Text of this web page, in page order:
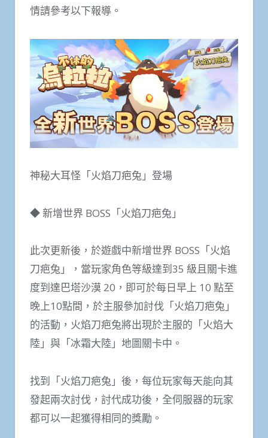
情請參考以下報導。
神秘大耳怪「火焰刀疤兔」登場
◆ 新增世界 BOSS「火焰刀疤兔」
此次更新後，於遊戲中新增世界 BOSS「火焰
刀疤兔」，當玩家角色等級達到35 級且關卡進
度到達巴塔沙漠 20，即可於每日早上 10 點至
晚上10點間，於主服參加討伐「火焰刀疤兔」
的活動，火焰刀疤兔將出現於主服的「火焰大
陸」與「冰霜大陸」地圖關卡中。
找到「火焰刀疤兔」後，每位玩家每天能向其
發起兩次討伐，討代成功後，全伺服器的玩家
都可以一起獲得相同的獎勵。